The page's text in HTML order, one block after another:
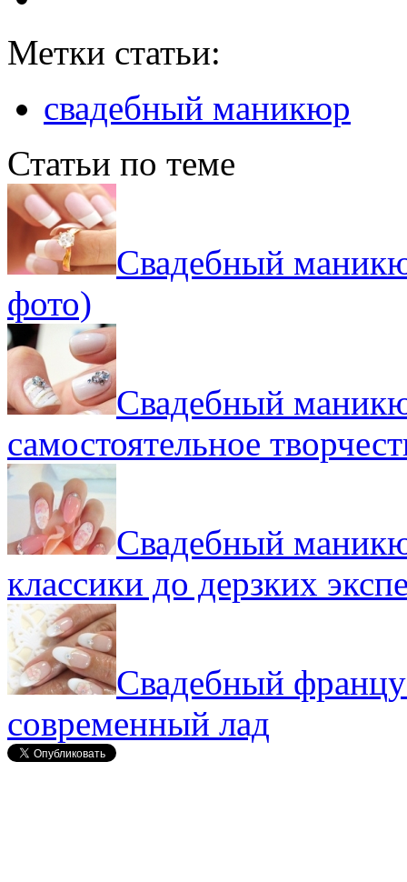
Метки статьи:
свадебный маникюр
Статьи по теме
Свадебный
фото)
Свадебный
самостоятельное
Свадебный
классики до дерзких
Свадебный
современный лад